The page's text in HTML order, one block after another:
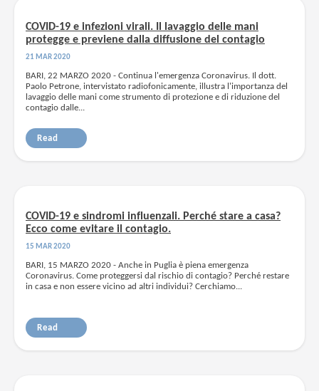
COVID-19 e infezioni virali. Il lavaggio delle mani
protegge e previene dalla diffusione del contagio
21 MAR 2020
BARI, 22 MARZO 2020 - Continua l'emergenza Coronavirus. Il dott.
Paolo Petrone, intervistato radiofonicamente, illustra l'importanza del
lavaggio delle mani come strumento di protezione e di riduzione del
contagio dalle...
Read
COVID-19 e sindromi influenzali. Perché stare a casa?
Ecco come evitare il contagio.
15 MAR 2020
BARI, 15 MARZO 2020 - Anche in Puglia è piena emergenza
Coronavirus. Come proteggersi dal rischio di contagio? Perché restare
in casa e non essere vicino ad altri individui? Cerchiamo...
Read